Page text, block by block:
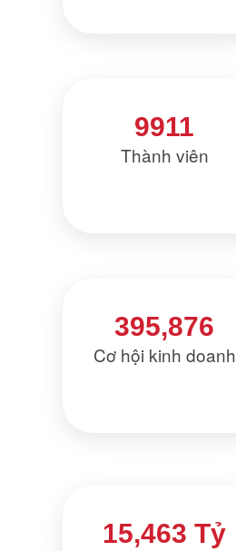
9911
Thành viên
395,876
Cơ hội kinh doanh
15,463 Tỷ